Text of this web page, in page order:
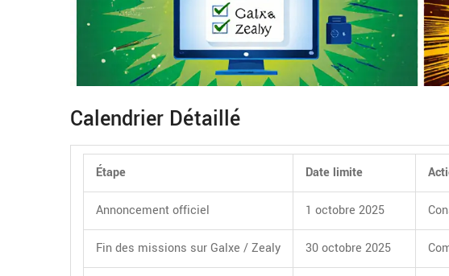
Calendrier Détaillé
Étape Date limite
Annoncement officiel 1 octobre 2025
Fin des missions sur Galxe / Zealy 30 octobre 2025